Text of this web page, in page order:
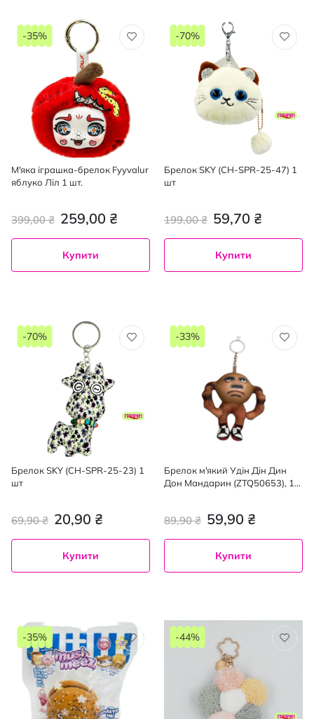
М'яка іграшка-брелок Fyyvalur
яблуко Ліл 1 шт.
259,00 ₴
399,00 ₴
-35%
Купити
Брелок SKY (CH-SPR-25-47) 1
шт
59,70 ₴
199,00 ₴
-70%
Купити
Брелок SKY (CH-SPR-25-23) 1
шт
20,90 ₴
69,90 ₴
-70%
Купити
Брелок м'який Удін Дін Дин
Дон Мандарин (ZTQ50653), 1
59,90 ₴
89,90 ₴
-33%
Купити
-35% -44%